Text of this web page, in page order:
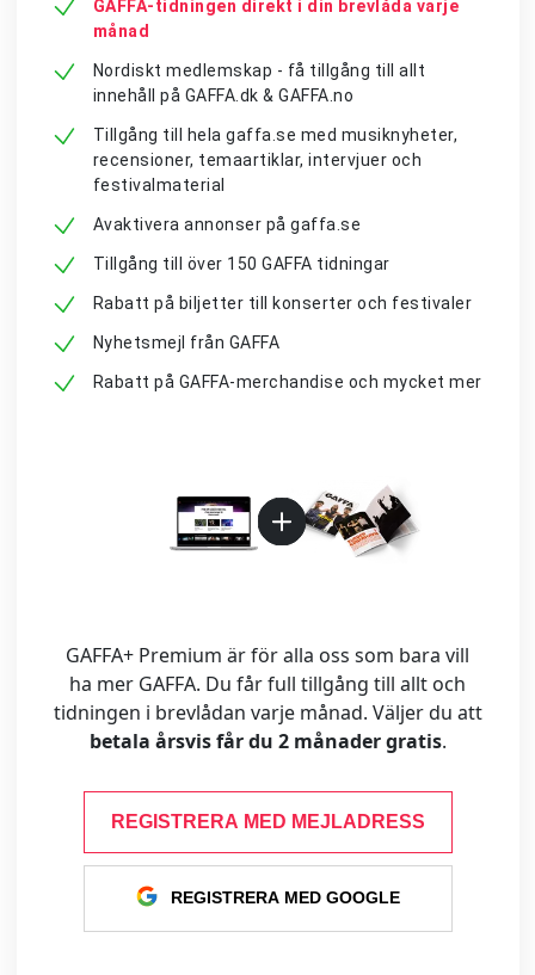
GAFFA-tidningen direkt i din brevlåda varje
månad
Nordiskt medlemskap - få tillgång till allt
innehåll på GAFFA.dk & GAFFA.no
Tillgång till hela gaffa.se med musiknyheter,
recensioner, temaartiklar, intervjuer och
festivalmaterial
Avaktivera annonser på gaffa.se
Tillgång till över 150 GAFFA tidningar
Rabatt på biljetter till konserter och festivaler
Nyhetsmejl från GAFFA
Rabatt på GAFFA-merchandise och mycket mer
GAFFA+ Premium är för alla oss som bara vill
ha mer GAFFA. Du får full tillgång till allt och
tidningen i brevlådan varje månad. Väljer du att
betala årsvis får du 2 månader gratis.
REGISTRERA MED MEJLADRESS
REGISTRERA MED GOOGLE